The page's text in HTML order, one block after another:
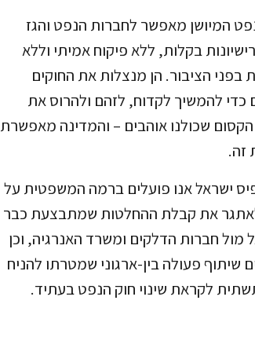
המיושן מאפשר לחברות הנפט והגז
בקלות, ללא פיקוח אמיתי וללא
בפני הציבור. הן מנצלות את החוקים
כדי להמשיך לקדוח, לזהם ולהרוס את
שכולנו אוהבים – והמדינה מאפשרת
זה.
ישראל אנו פועלים ברמה המשפטית על
את קבלת ההחלטות שמתבצעת כבר
מול חברות הדלקים ומשרד האנרגיה, וכן
שיתוף פעולה בין-ארגוני שמטרתו להניח
לקראת שינוי חוק הנפט בעתיד.